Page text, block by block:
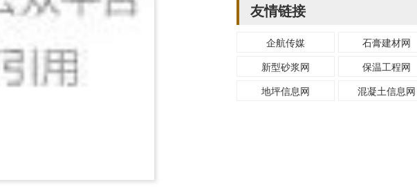
友情链接
企航传媒
石膏建材网
新型砂浆网
保温工程网
地坪信息网
混凝土信息网